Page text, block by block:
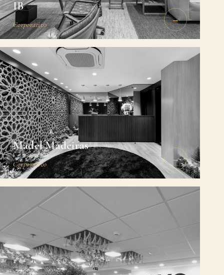
IB
Corporativo →
Madel Madeiras
Corporativo →